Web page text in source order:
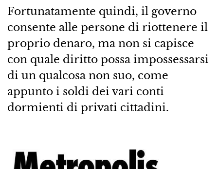
Fortunatamente quindi, il governo
consente alle persone di riottenere il
proprio denaro, ma non si capisce
con quale diritto possa impossessarsi
di un qualcosa non suo, come
appunto i soldi dei vari conti
dormienti di privati cittadini.